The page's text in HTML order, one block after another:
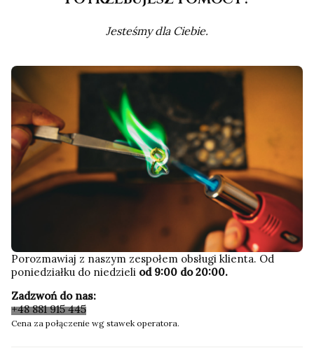
Jesteśmy dla Ciebie.
Porozmawiaj z naszym zespołem obsługi klienta. Od
poniedziałku do niedzieli od 9:00 do 20:00.
Zadzwoń do nas:
+48 881 915 445
Cena za połączenie wg stawek operatora.